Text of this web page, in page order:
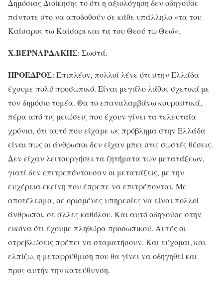
Δημόσιας Διοίκησης το ότι η αξιολόγηση δεν οδηγούσε
πάντοτε στο να αποδοθούν σε κάθε υπάλληλο «τα του
Καίσαρος τω Καίσαρι και τα του Θεού τω Θεώ».
Χ.ΒΕΡΝΑΡΔΑΚΗΣ: Σωστά.
ΠΡΟΕΔΡΟΣ: Επιπλέον, πολλοί λένε ότι στην Ελλάδα
έχουμε πολύ προσωπικό. Είναι μεγάλο λάθος σχετικά με
τον δημόσιο τομέα. Θα το επαναλαμβάνω κουραστικά,
πέρα από τις μειώσεις που έχουν γίνει τα τελευταία
χρόνια, ότι αυτό που είχαμε ως πρόβλημα στην Ελλάδα
είναι πως οι άνθρωποι δεν είχαν μπει στις σωστές θέσεις.
Δεν είχαν λειτουργήσει τα ζητήματα των μετατάξεων,
γιατί δεν επιτρεπόντουσαν οι μετατάξεις, με την
ευχέρεια εκείνη που έπρεπε να επιτρέπονται. Με
αποτέλεσμα, σε ορισμένες υπηρεσίες να είναι πολλοί
άνθρωποι, σε άλλες καθόλου. Και αυτό οδηγούσε στην
εικόνα ότι έχουμε πληθώρα προσωπικού. Αυτές οι
στρεβλώσεις πρέπει να σταματήσουν. Και εύχομαι, και
ελπίζω, η μεταρρύθμιση που θα γίνει να οδηγηθεί και
προς αυτήν την κατεύθυνση.